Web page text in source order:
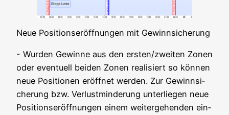
Neue Posi­ti­ons­er­öff­nun­gen mit Gewinnsicherung
- Wur­den Gewin­ne aus den ersten/zweiten Zonen
oder even­tu­ell bei­den Zonen rea­li­siert so kön­nen
neue Posi­tio­nen eröff­net wer­den. Zur Gewinn­si­
che­rung bzw. Ver­lust­min­de­rung unter­lie­gen neue
Posi­ti­ons­er­öff­nun­gen einem wei­ter­ge­hen­den ein­